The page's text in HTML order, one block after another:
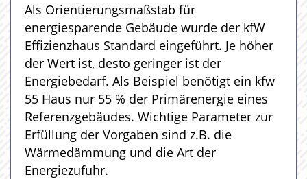
Als Orientierungsmaßstab für
energiesparende Gebäude wurde der kfW
Effizienzhaus Standard eingeführt. Je höher
der Wert ist, desto geringer ist der
Energiebedarf. Als Beispiel benötigt ein kfw
55 Haus nur 55 % der Primärenergie eines
Referenzgebäudes. Wichtige Parameter zur
Erfüllung der Vorgaben sind z.B. die
Wärmedämmung und die Art der
Energiezufuhr.